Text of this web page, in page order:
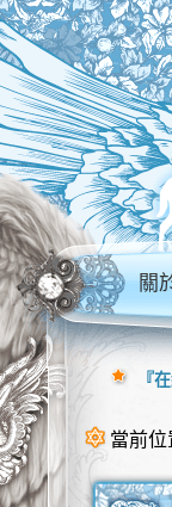
關
當前位
『